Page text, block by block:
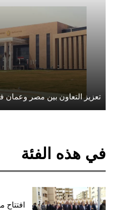
تعزيز التعاون بين مصر وعمان
في هذه الفئة
افتتاح